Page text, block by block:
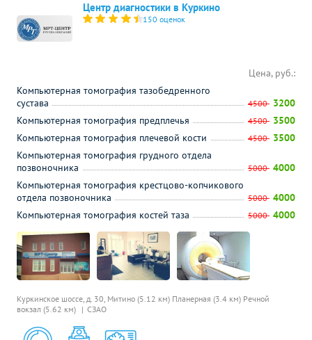
Центр диагностики в Куркино
150 оценок
Куркинское шоссе, д. 30, Митино (5.12 км) Планерная (3.4 км) Речной
вокзал (5.62 км)
СЗАО
Цена, руб.:
Компьютерная томография тазобедренного
сустава
4500 3200
Компьютерная томография предплечья
4500 3500
Компьютерная томография плечевой кости
4500 3500
Компьютерная томография грудного отдела
позвоночника
5000 4000
Компьютерная томография крестцово-копчикового
отдела позвоночника
5000 4000
Компьютерная томография костей таза
5000 4000